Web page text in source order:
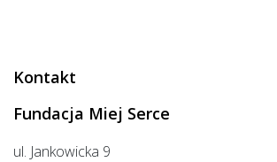
Kontakt
Fundacja Miej Serce
ul. Jankowicka 9